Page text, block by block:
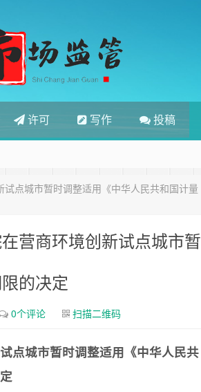
许可 写作 投稿
点城市暂时调整适用《中华人民共和国计量
营商环境创新试点城市暂
的决定
0个评论 扫描二维码
点城市暂时调整适用《中华人民共